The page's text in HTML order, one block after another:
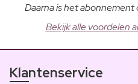
Daarna is het abonnement
Bekijk alle voordelen
Klantenservice